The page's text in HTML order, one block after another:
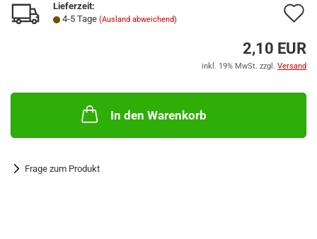
Lieferzeit:
4-5 Tage (Ausland abweichend)
2,10 EUR
inkl. 19% MwSt. zzgl. Versand
In den Warenkorb
Frage zum Produkt